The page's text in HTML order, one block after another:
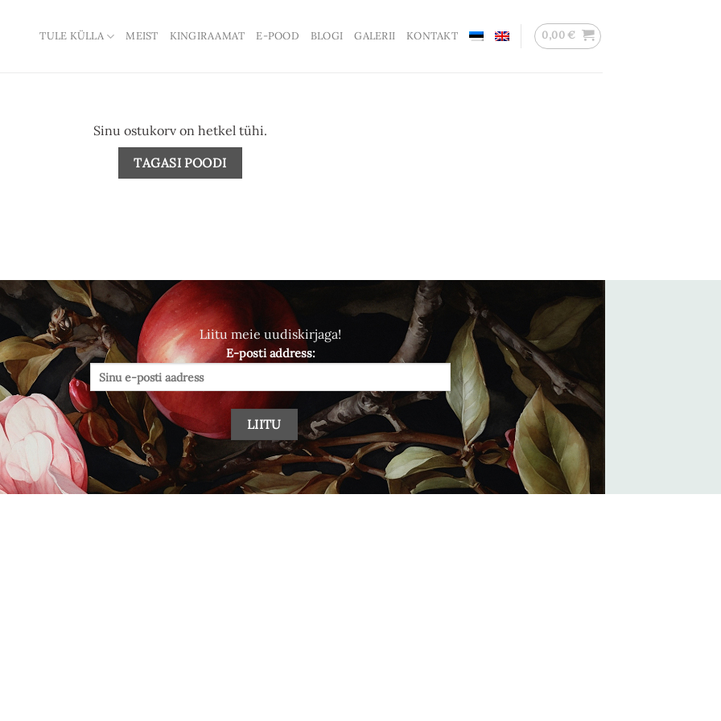
TULE KÜLLA MEIST KINGIRAAMAT E-POOD BLOGI GALERII KONTAKT 0,00€
Sinu ostukorv on hetkel tühi.
TAGASI POODI
Liitu meie uudiskirjaga!
E-posti address: